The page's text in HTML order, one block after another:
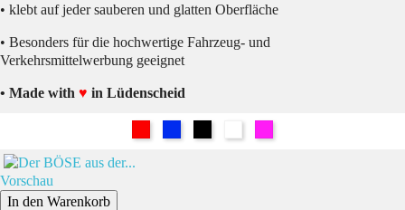
• klebt auf jeder sauberen und glatten Oberfläche
• Besonders für die hochwertige Fahrzeug- und
Verkehrsmittelwerbung geeignet
• Made with ♥ in Lüdenscheid
Vorschau
In den Warenkorb